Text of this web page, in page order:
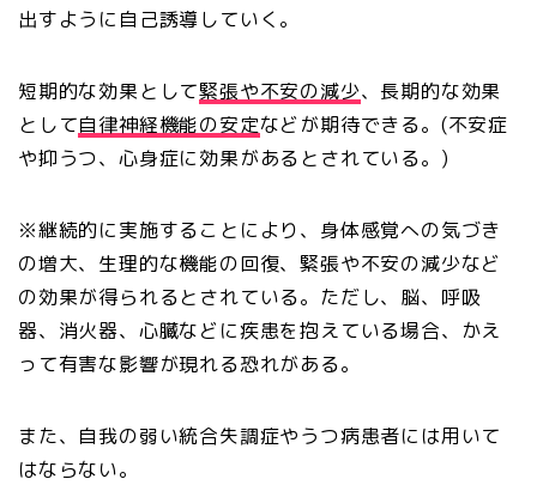
出すように自己誘導していく。
短期的な効果として緊張や不安の減少、長期的な効果
として自律神経機能の安定などが期待できる。(不安症
や抑うつ、心身症に効果があるとされている。)
※継続的に実施することにより、身体感覚への気づき
の増大、生理的な機能の回復、緊張や不安の減少など
の効果が得られるとされている。ただし、脳、呼吸
器、消火器、心臓などに疾患を抱えている場合、かえ
って有害な影響が現れる恐れがある。
また、自我の弱い統合失調症やうつ病患者には用いて
はならない。